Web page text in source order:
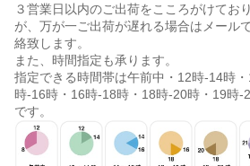
３営業日以内のご出荷をこころがけてお
が、万が一ご出荷が遅れる場合はメール
絡致します。
また、時間指定も承ります。
指定できる時間帯は午前中・12時-14時
時-16時・16時-18時・18時-20時・19時-
です。